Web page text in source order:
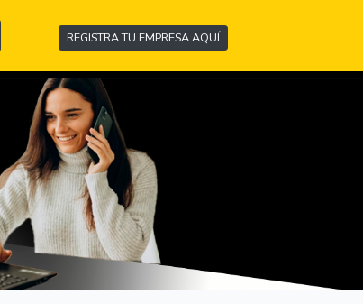
REGISTRA TU EMPRESA AQUÍ